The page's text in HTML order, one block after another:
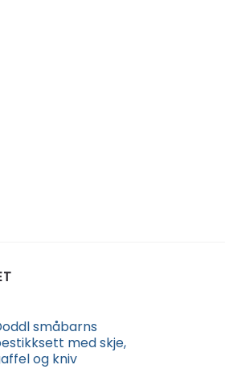
småbarns
med skje,
og kniv